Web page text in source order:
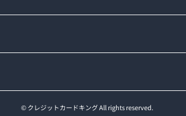
© クレジットカードキング All rights reserved.